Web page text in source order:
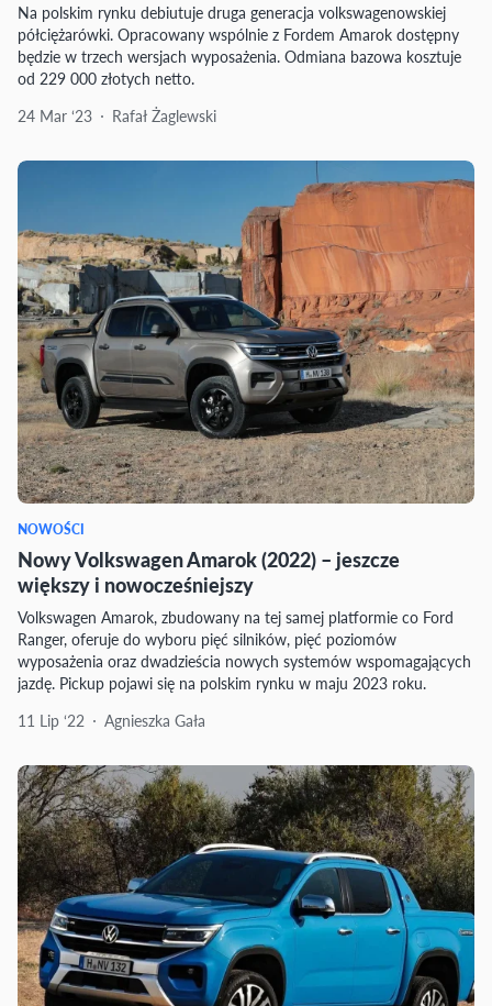
Na polskim rynku debiutuje druga generacja volkswagenowskiej
półciężarówki. Opracowany wspólnie z Fordem Amarok dostępny
będzie w trzech wersjach wyposażenia. Odmiana bazowa kosztuje
od 229 000 złotych netto.
24 Mar ‘23
Rafał Żaglewski
NOWOŚCI
Nowy Volkswagen Amarok (2022) – jeszcze
większy i nowocześniejszy
Volkswagen Amarok, zbudowany na tej samej platformie co Ford
Ranger, oferuje do wyboru pięć silników, pięć poziomów
wyposażenia oraz dwadzieścia nowych systemów wspomagających
jazdę. Pickup pojawi się na polskim rynku w maju 2023 roku.
11 Lip ‘22
Agnieszka Gała